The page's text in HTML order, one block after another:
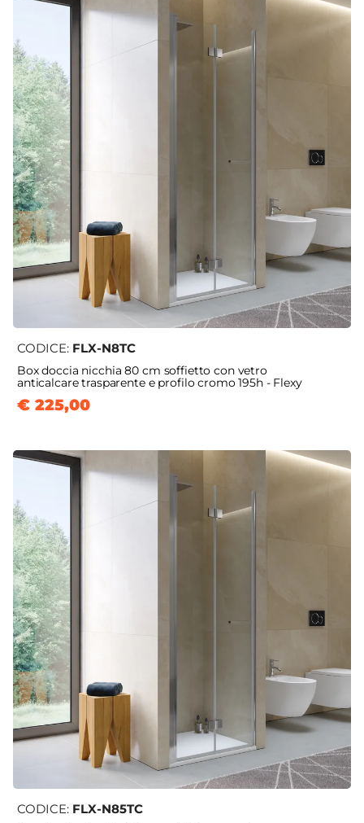
CODICE: FLX-N8TC
Box doccia nicchia 80 cm soffietto con vetro
anticalcare trasparente e profilo cromo 195h - Flexy
€ 225,00
CODICE: FLX-N85TC